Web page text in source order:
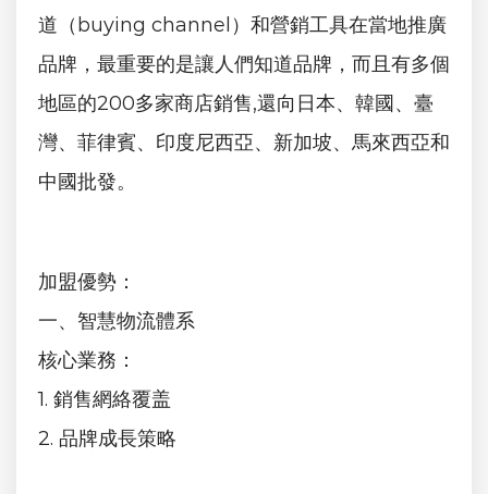
道（buying channel）和營銷工具在當地推廣
品牌，最重要的是讓人們知道品牌，而且有多個
地區的200多家商店銷售,還向日本、韓國、臺
灣、菲律賓、印度尼西亞、新加坡、馬來西亞和
中國批發。
加盟優勢：
一、智慧物流體系
核心業務：
1. 銷售網絡覆盖
2. 品牌成長策略